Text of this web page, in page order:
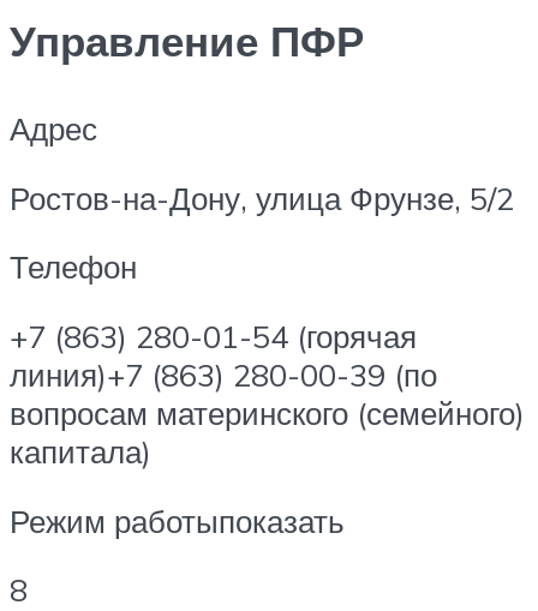
Управление ПФР
Адрес
Ростов-на-Дону, улица Фрунзе, 5/2
Телефон
+7 (863) 280-01-54 (горячая
линия)+7 (863) 280-00-39 (по
вопросам материнского (семейного)
капитала)
Режим работыпоказать
8